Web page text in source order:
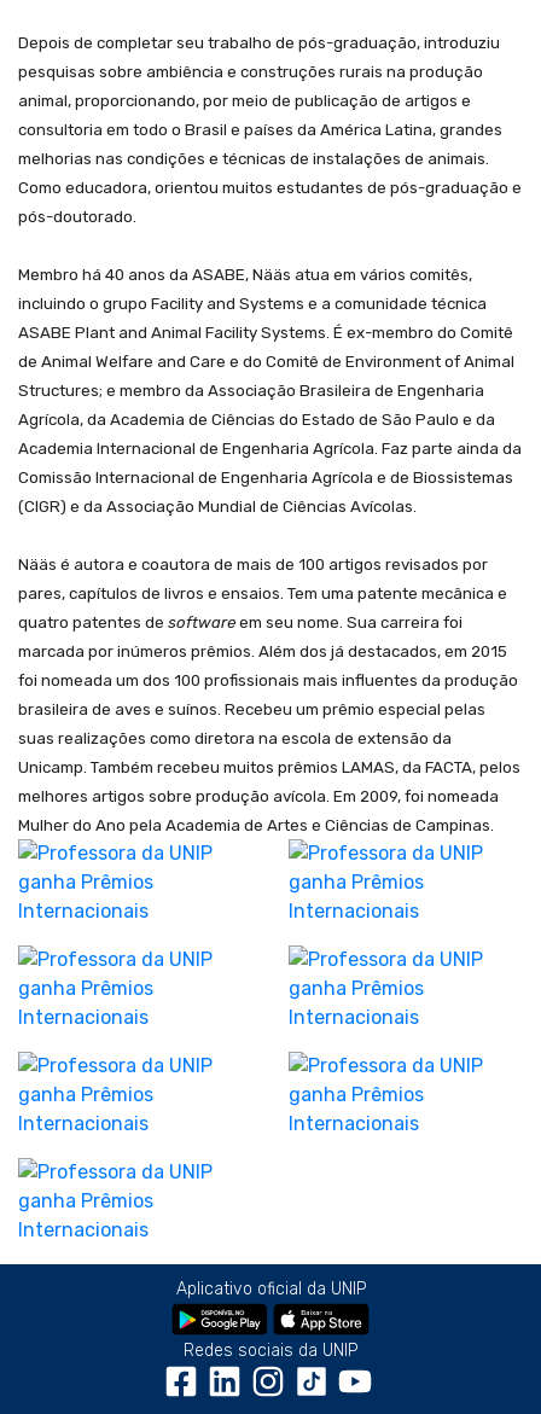
Depois de completar seu trabalho de pós-graduação, introduziu
pesquisas sobre ambiência e construções rurais na produção
animal, proporcionando, por meio de publicação de artigos e
consultoria em todo o Brasil e países da América Latina, grandes
melhorias nas condições e técnicas de instalações de animais.
Como educadora, orientou muitos estudantes de pós-graduação e
pós-doutorado.
Membro há 40 anos da ASABE, Nääs atua em vários comitês,
incluindo o grupo Facility and Systems e a comunidade técnica
ASABE Plant and Animal Facility Systems. É ex-membro do Comitê
de Animal Welfare and Care e do Comitê de Environment of Animal
Structures; e membro da Associação Brasileira de Engenharia
Agrícola, da Academia de Ciências do Estado de São Paulo e da
Academia Internacional de Engenharia Agrícola. Faz parte ainda da
Comissão Internacional de Engenharia Agrícola e de Biossistemas
(CIGR) e da Associação Mundial de Ciências Avícolas.
Nääs é autora e coautora de mais de 100 artigos revisados por
pares, capítulos de livros e ensaios. Tem uma patente mecânica e
quatro patentes de software em seu nome. Sua carreira foi
marcada por inúmeros prêmios. Além dos já destacados, em 2015
foi nomeada um dos 100 profissionais mais influentes da produção
brasileira de aves e suínos. Recebeu um prêmio especial pelas
suas realizações como diretora na escola de extensão da
Unicamp. Também recebeu muitos prêmios LAMAS, da FACTA, pelos
melhores artigos sobre produção avícola. Em 2009, foi nomeada
Mulher do Ano pela Academia de Artes e Ciências de Campinas.
Aplicativo oficial da UNIP
Redes sociais da UNIP